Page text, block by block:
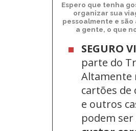
Espero que tenha
organizar sua
pessoalmente e são
a gente, o que
SEGURO
parte do
Altamente
cartões de
e outros
podem